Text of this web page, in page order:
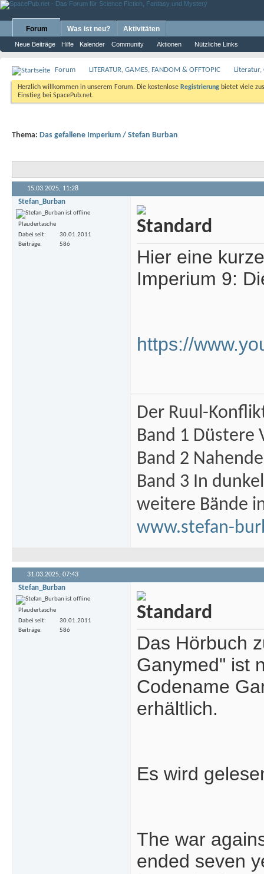
Forum
Neue Beiträge Hilfe Kalender Community Aktionen Nützliche Links
Was ist neu? Aktivitäten
Forum LITERATUR, GAMES, FANDOM & OFFTOPIC Literatur,
Herzlich willkommen in unserem Forum. Die kostenlose Registrierung bietet viele
Einstieg bei SpacePub.net.
Thema: Das gefallene Imperium / Stefan Burban
15.03.2025, 11:28
Stefan_Burban
Plaudertasche
Dabei seit
30.01.2011
Beiträge
586
Hier eine
Imperium 9:
https://
Der Ruul-
Band 1 Düstere
Band 2
Band 3 In
weitere Bände
www.stefan-
31.03.2025, 07:43
Stefan_Burban
Plaudertasche
Dabei seit
30.01.2011
Beiträge
586
Das Hörbuch
Ganymed" ist
Codename
erhältlich.
Es wird
The war
ended seven